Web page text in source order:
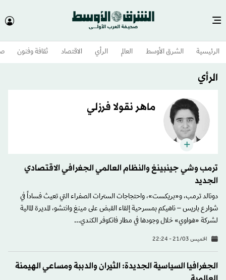
الرئيسية الشرق الأوسط​ العالم الرأي الاقتصاد ثقافة وفنون
الرأي
ماهر نقولا فرزلي
ترمب وشي جينبينغ والنظام العالمي الجغرافي الاقتصادي
الجديد
دونالد ترمب، و«بريكست»، واحتجاجات السترات الصفراء التي تعيث فساداً في
شوارع باريس – ناهيكم بمسرحية إلقاء القبض على مينغ وانتشو، المديرة المالية
لشركة «هواوي» خلال وجودها في مطار فانكوفر الكندي...
الخميس 21/03 - 22:24
الجغرافيا السياسية الجديدة: الثيران والدببة ومساعي الهيمنة